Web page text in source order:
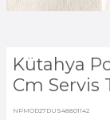
Kütahya
Cm Servis
NPMOD27DUS48801142